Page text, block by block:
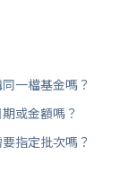
一檔基金嗎？
或金額嗎？
指定批次嗎？